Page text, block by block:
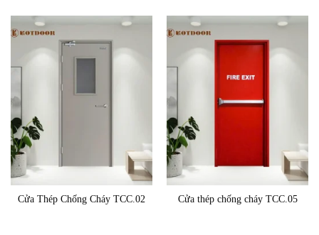
Cửa Thép Chống Cháy TCC.02 Cửa thép chống cháy TCC.05